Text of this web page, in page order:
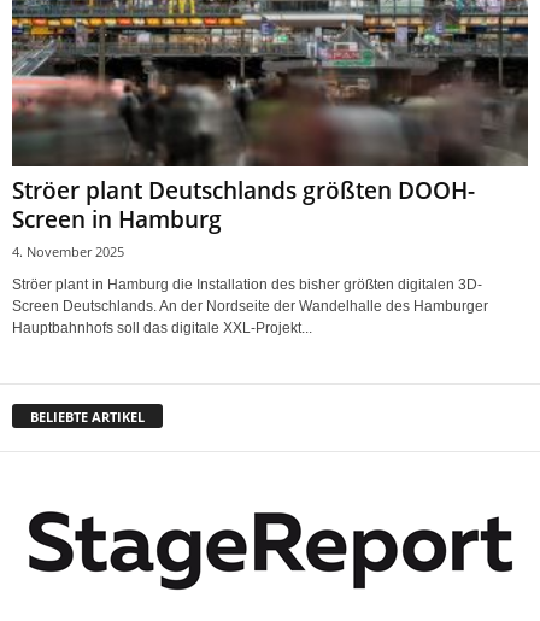
Ströer plant Deutschlands größten DOOH-
Screen in Hamburg
4. November 2025
Ströer plant in Hamburg die Installation des bisher größten digitalen 3D-
Screen Deutschlands. An der Nordseite der Wandelhalle des Hamburger
Hauptbahnhofs soll das digitale XXL-Projekt...
BELIEBTE ARTIKEL